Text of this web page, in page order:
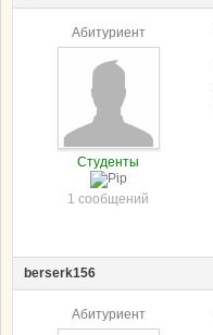
Абитуриент
Студенты
1 сообщений
berserk156
Абитуриент